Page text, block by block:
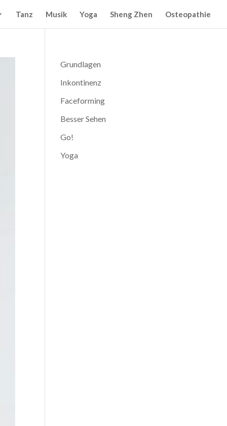
Tanz Musik Yoga Sheng Zhen Osteopathie
Grundlagen
Inkontinenz
Faceforming
Besser Sehen
Go!
Yoga